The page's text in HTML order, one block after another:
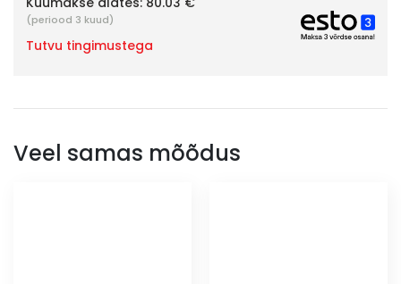
(periood 3 kuud)
Tutvu tingimustega
Veel samas mõõdus